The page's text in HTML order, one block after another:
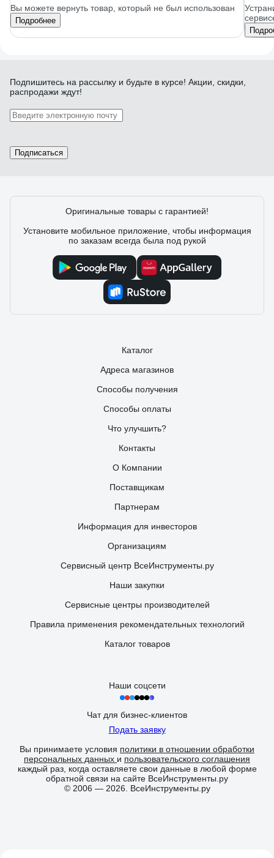
Вы можете вернуть товар, который не был использован
Подробнее
Подпишитесь на рассылку и будьте в курсе! Акции, скидки,
распродажи ждут!
Подписаться
Оригинальные товары с гарантией!
Установите мобильное приложение, чтобы информация
по заказам всегда была под рукой
Каталог
Адреса магазинов
Способы получения
Способы оплаты
Что улучшить?
Контакты
О Компании
Поставщикам
Партнерам
Информация для инвесторов
Организациям
Сервисный центр ВсеИнструменты.ру
Наши закупки
Сервисные центры производителей
Правила применения рекомендательных технологий
Каталог товаров
Наши соцсети
Чат для бизнес-клиентов
Подать заявку
Вы принимаете условия политики в отношении обработки
персональных данных и пользовательского соглашения
каждый раз, когда оставляете свои данные в любой форме
обратной связи на сайте ВсеИнструменты.ру
© 2006 — 2026. ВсеИнструменты.ру